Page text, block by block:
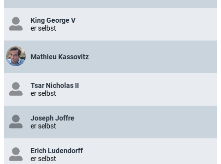
King George V
er selbst
Mathieu Kassovitz
Tsar Nicholas II
er selbst
Joseph Joffre
er selbst
Erich Ludendorff
er selbst